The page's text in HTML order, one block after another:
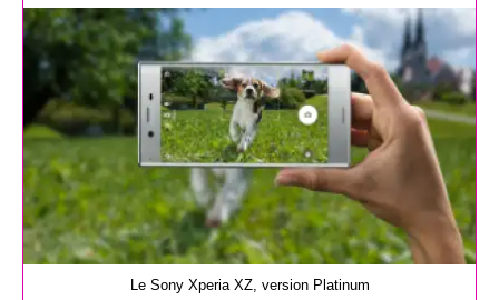
la
publication :
Le Sony Xperia XZ, version Platinum